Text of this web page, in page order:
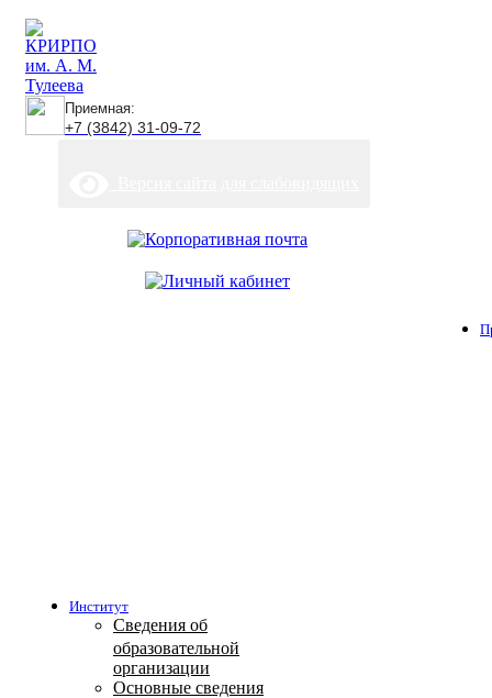
Приемная:
+7 (3842) 31-09-72
Институт
Сведения об
образовательной
организации
Основные сведения